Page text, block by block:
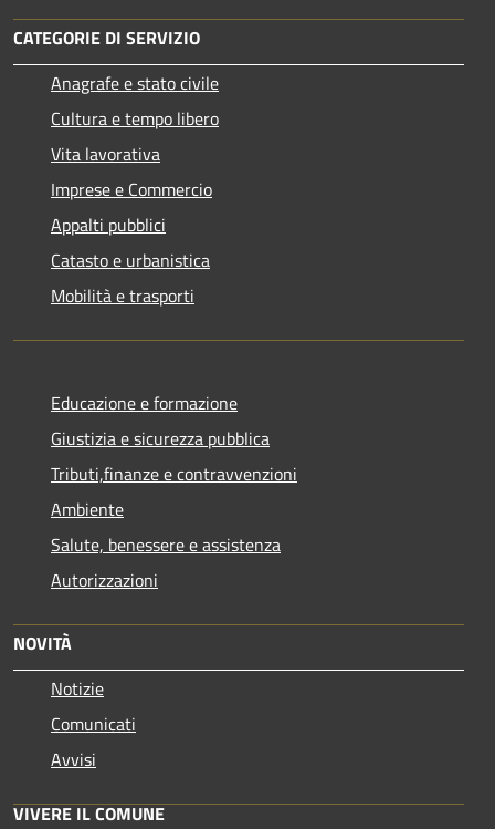
CATEGORIE DI SERVIZIO
Anagrafe e stato civile
Cultura e tempo libero
Vita lavorativa
Imprese e Commercio
Appalti pubblici
Catasto e urbanistica
Mobilità e trasporti
Educazione e formazione
Giustizia e sicurezza pubblica
Tributi,finanze e contravvenzioni
Ambiente
Salute, benessere e assistenza
Autorizzazioni
NOVITÀ
Notizie
Comunicati
Avvisi
VIVERE IL COMUNE